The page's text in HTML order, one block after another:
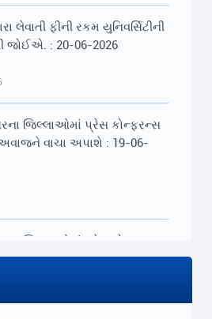
લેવાતી ફીની રકમ યુનિવર્સિટીની
જોઈએ. : 20-06-2026
જિલ્લાઓમાં પ્રેસ કોન્ફરન્સ
અવાજને વાચા અપાશે : 19-06-
જિલ્લાઓમાં પ્રેસ કોન્ફરન્સ
અવાજને વાચા અપાશે : 19-06-
Of Trump': Rahul Gandhi
BJP, RSS over ‘Vanvasis’
tribal rights: Rahul Gandhi’s